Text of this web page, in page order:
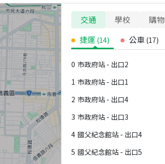
交通 學校 購物
捷運 (14) 公車 (17)
0 市政府站 - 出口2
1 市政府站 - 出口1
2 市政府站 - 出口4
3 市政府站 - 出口3
4 國父紀念館站 - 出口4
5 國父紀念館站 - 出口5